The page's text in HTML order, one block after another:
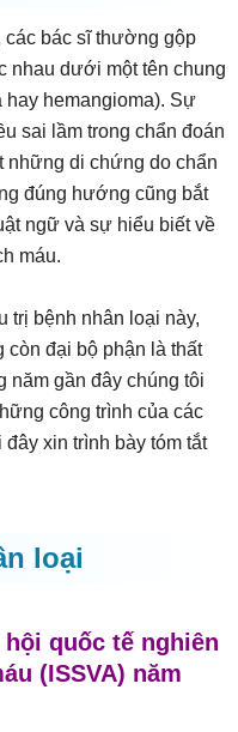
các bác sĩ thường gộp
nhau dưới một tên chung
hay hemangioma). Sự
sai lầm trong chẩn đoán
những di chứng do chẩn
đúng hướng cũng bắt
ngữ và sự hiểu biết về
máu.
trị bệnh nhân loại này,
còn đại bộ phận là thất
năm gần đây chúng tôi
công trình của các
xin trình bày tóm tắt
loại
quốc tế nghiên
(ISSVA) năm